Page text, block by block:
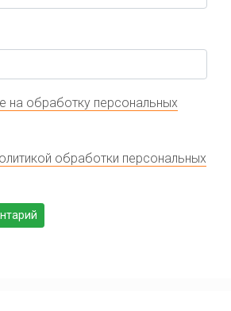
на обработку персональных
обработки персональных